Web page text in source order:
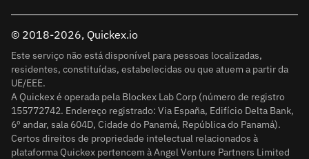
© 2018-2026, Quickex.io
Este serviço não está disponível para pessoas localizadas,
residentes, constituídas, estabelecidas ou que atuem a partir da
UE/EEE.
A Quickex é operada pela Blockex Lab Corp (número de registro
155772742. Endereço registrado: Via España, Edifício Delta Bank,
6º andar, sala 604D, Cidade do Panamá, República do Panamá).
Certos direitos de propriedade intelectual relacionados à
plataforma Quickex pertencem à Angel Venture Partners Limited